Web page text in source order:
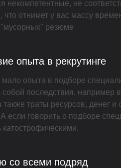
некомпетентные, не
что отнимет у вас массу
"мусорных" резюме
опыта в рекрутинге
мало опыта в подборе
собой последствия, например
также траты ресурсов, денег и
если говорить о подборе
катострофическими.
со всеми подряд